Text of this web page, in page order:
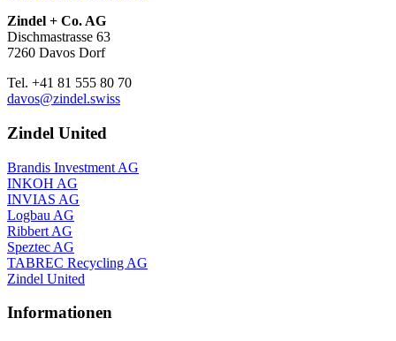
Zindel + Co. AG
Dischmastrasse 63
7260 Davos Dorf
Tel. +41 81 555 80 70
davos@zindel.swiss
Zindel United
Brandis Investment AG
INKOH AG
INVIAS AG
Logbau AG
Ribbert AG
Speztec AG
TABREC Recycling AG
Zindel United
Informationen